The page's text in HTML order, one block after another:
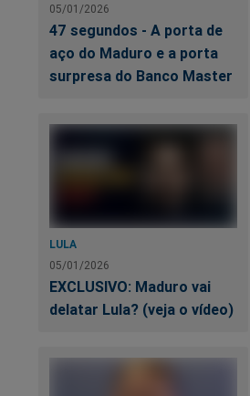
05/01/2026
47 segundos - A porta de
aço do Maduro e a porta
surpresa do Banco Master
LULA
05/01/2026
EXCLUSIVO: Maduro vai
delatar Lula? (veja o vídeo)